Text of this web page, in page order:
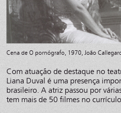
Cena de O pornógrafo, 1970, João
Com atuação de destaque no
Liana Duval é uma presença
brasileiro. A atriz passou por
tem mais de 50 filmes no